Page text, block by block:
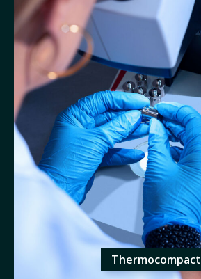
Thermocompact